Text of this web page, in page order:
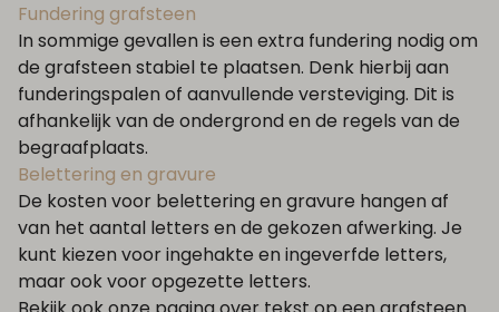
Fundering grafsteen
In sommige gevallen is een extra fundering nodig om
de grafsteen stabiel te plaatsen. Denk hierbij aan
funderingspalen of aanvullende versteviging. Dit is
afhankelijk van de ondergrond en de regels van de
begraafplaats.
Belettering en gravure
De kosten voor belettering en gravure hangen af
van het aantal letters en de gekozen afwerking. Je
kunt kiezen voor ingehakte en ingeverfde letters,
maar ook voor opgezette letters.